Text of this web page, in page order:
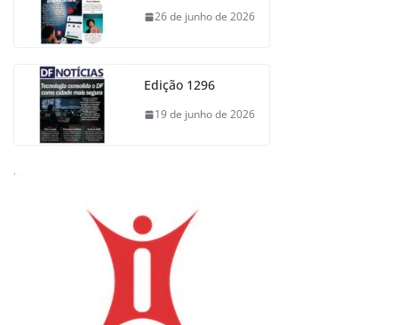
26 de junho de 2026
Edição 1296
19 de junho de 2026